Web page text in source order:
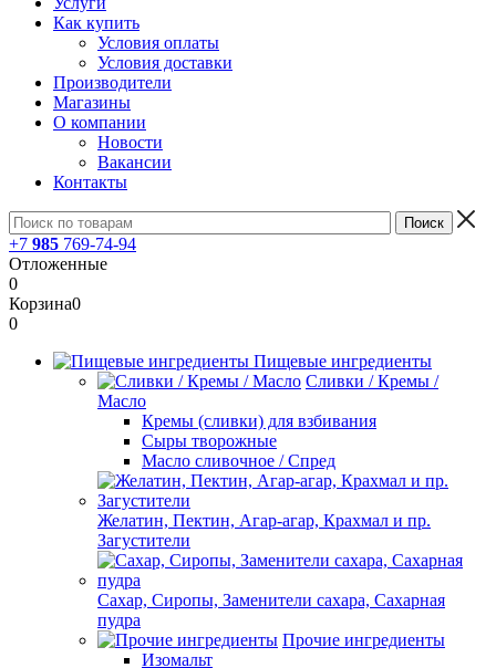
Как купить
Условия оплаты
Условия доставки
Производители
Магазины
О компании
Новости
Вакансии
Контакты
+7 985 769-74-94
Отложенные
0
Корзина0
0
Пищевые ингредиенты
Сливки / Кремы /
Масло
Кремы (сливки) для взбивания
Сыры творожные
Масло сливочное / Спред
Желатин, Пектин, Агар-агар, Крахмал и пр.
Загустители
Сахар, Сиропы, Заменители сахара, Сахарная
пудра
Прочие ингредиенты
Изомальт